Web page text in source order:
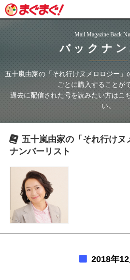
Mail Magazine Back
バックナン
五十嵐由家の「それ行けヌメロロジー」
ごとに購入することが
過去に配信された号を読みたい方はこ
い。
五十嵐由家の「それ行けヌ
ナンバーリスト
2018年12